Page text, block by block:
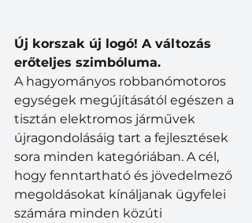
Új korszak új logó! A változás
erőteljes szimbóluma.
A hagyományos robbanómotoros
egységek megújításától egészen a
tisztán elektromos járművek
újragondolásáig tart a fejlesztések
sora minden kategóriában. A cél,
hogy fenntartható és jövedelmező
megoldásokat kínáljanak ügyfelei
számára minden közúti